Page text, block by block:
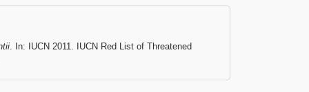
. In: IUCN 2011. IUCN Red List of Threatened